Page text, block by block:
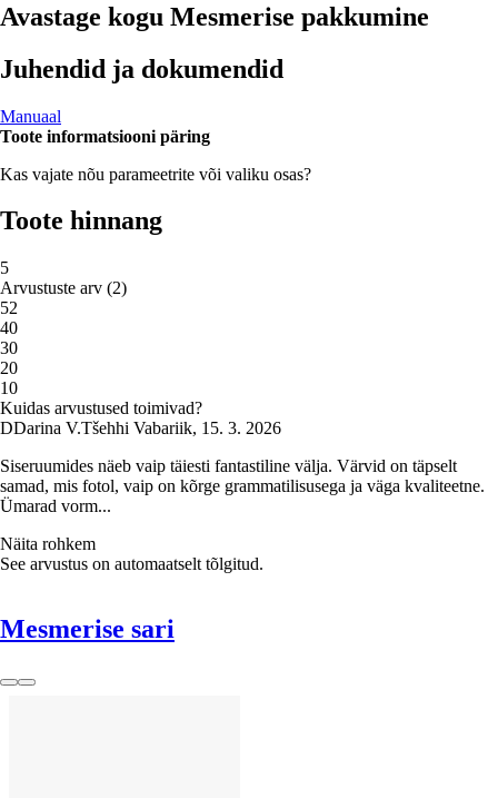
Avastage kogu Mesmerise pakkumine
Juhendid ja dokumendid
Manuaal
Toote informatsiooni päring
Kas vajate nõu parameetrite või valiku osas?
Toote hinnang
5
Arvustuste arv (2)
52
40
30
20
10
Kuidas arvustused toimivad?
DDarina V.Tšehhi Vabariik, 15. 3. 2026
Siseruumides näeb vaip täiesti fantastiline välja. Värvid on täpselt
samad, mis fotol, vaip on kõrge grammatilisusega ja väga kvaliteetne.
Ümarad vorm...
Näita rohkem
See arvustus on automaatselt tõlgitud.
Mesmerise sari